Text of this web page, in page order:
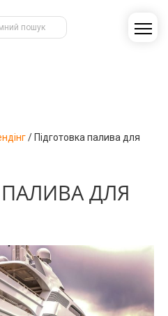
/ Підготовка палива для
ДЛЯ